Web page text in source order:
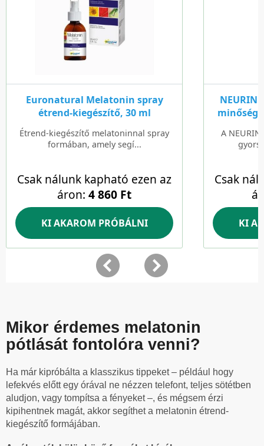
Mikor érdemes melatonin
pótlását fontolóra venni?
Ha már kipróbálta a klasszikus tippeket – például hogy
lefekvés előtt egy órával ne nézzen telefont, teljes sötétben
aludjon, vagy tompítsa a fényeket –, és mégsem érzi
kipihentnek magát, akkor segíthet a melatonin étrend-
kiegészítő formájában.